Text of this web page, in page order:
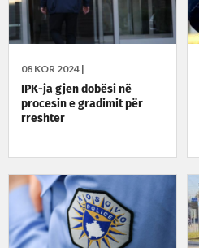
08 KOR 2024 |
IPK-ja gjen dobësi në
procesin e gradimit për
rreshter